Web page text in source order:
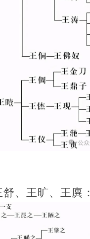
舒、王旷、王廙：